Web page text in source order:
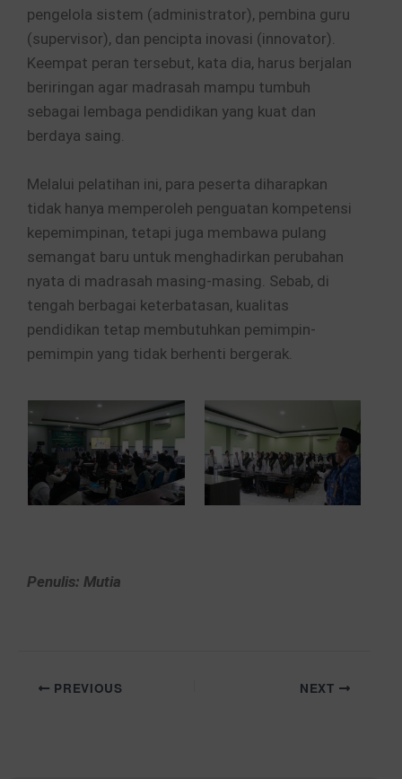
pengelola sistem (administrator), pembina guru
(supervisor), dan pencipta inovasi (innovator).
Keempat peran tersebut, kata dia, harus berjalan
beriringan agar madrasah mampu tumbuh
sebagai lembaga pendidikan yang kuat dan
berdaya saing.
Melalui pelatihan ini, para peserta diharapkan
tidak hanya memperoleh penguatan kompetensi
kepemimpinan, tetapi juga membawa pulang
semangat baru untuk menghadirkan perubahan
nyata di madrasah masing-masing. Sebab, di
tengah berbagai keterbatasan, kualitas
pendidikan tetap membutuhkan pemimpin-
pemimpin yang tidak berhenti bergerak.
Penulis: Mutia
PREVIOUS NEXT